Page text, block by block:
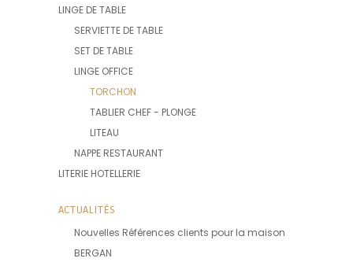
LINGE DE TABLE
SERVIETTE DE TABLE
SET DE TABLE
LINGE OFFICE
TORCHON
TABLIER CHEF - PLONGE
LITEAU
NAPPE RESTAURANT
LITERIE HOTELLERIE
ACTUALITÉS
Nouvelles Références clients pour la maison
BERGAN